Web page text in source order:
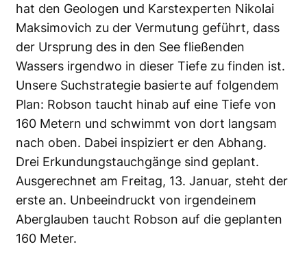
hat den Geologen und Karstexperten Nikolai
Maksimovich zu der Vermutung geführt, dass
der Ursprung des in den See fließenden
Wassers irgendwo in dieser Tiefe zu finden ist.
Unsere Suchstrategie basierte auf folgendem
Plan: Robson taucht hinab auf eine Tiefe von
160 Metern und schwimmt von dort langsam
nach oben. Dabei inspiziert er den Abhang.
Drei Erkundungstauchgänge sind geplant.
Ausgerechnet am Freitag, 13. Januar, steht der
erste an. Unbeeindruckt von irgendeinem
Aberglauben taucht Robson auf die geplanten
160 Meter.